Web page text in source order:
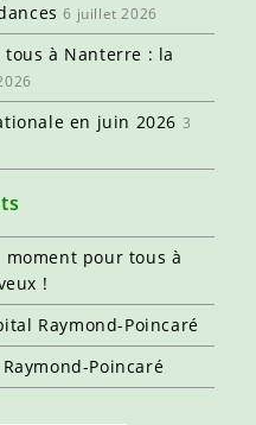
6 juillet 2026
à Nanterre : la
en juin 2026 3
moment pour tous à
!
Raymond-Poincaré
Poincaré